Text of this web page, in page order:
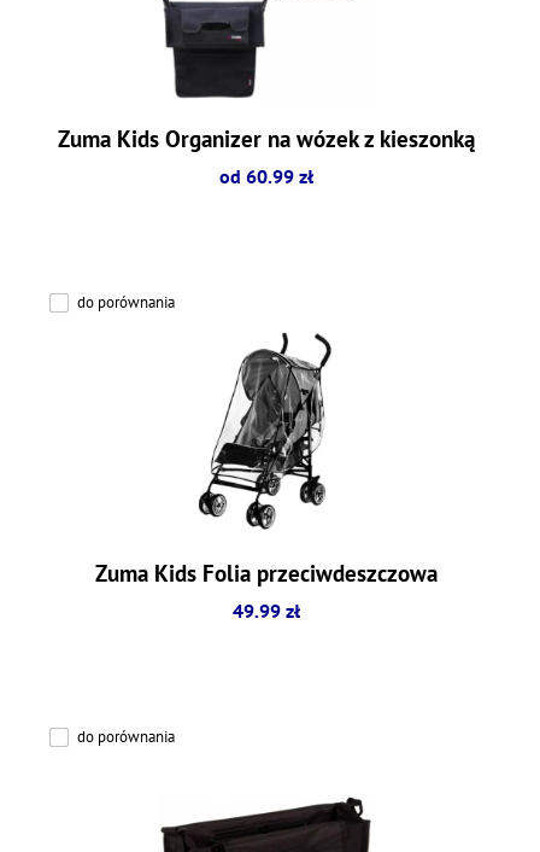
Zuma Kids Organizer na wózek z kieszonką
od 60.99 zł
do porównania
Zuma Kids Folia przeciwdeszczowa
49.99 zł
do porównania